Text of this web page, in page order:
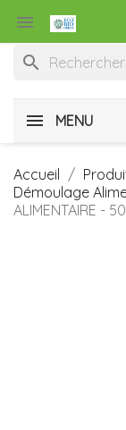

search
MENU
Accueil
Démoulage
ALIMENTAIRE -